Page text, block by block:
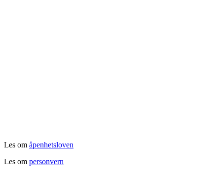
Les om åpenhetsloven
Les om personvern